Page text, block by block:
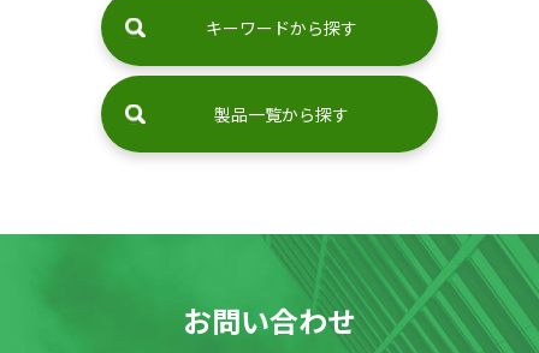
キーワードから探す
製品一覧から探す
お問い合わせ